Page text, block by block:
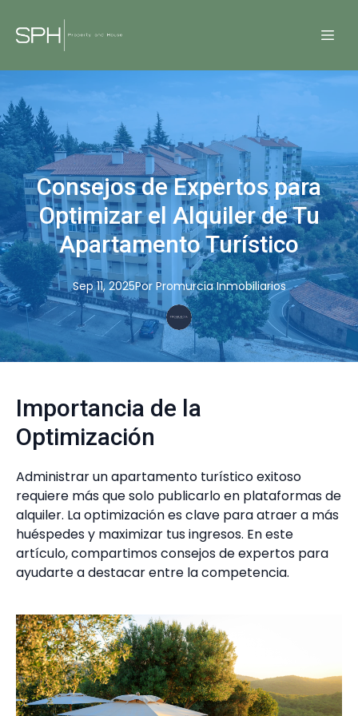
Consejos de Expertos para
Optimizar el Alquiler de Tu
Apartamento Turístico
Sep 11, 2025Por Promurcia Inmobiliarios
Importancia de la
Optimización
Administrar un apartamento turístico exitoso
requiere más que solo publicarlo en plataformas de
alquiler. La optimización es clave para atraer a más
huéspedes y maximizar tus ingresos. En este
artículo, compartimos consejos de expertos para
ayudarte a destacar entre la competencia.